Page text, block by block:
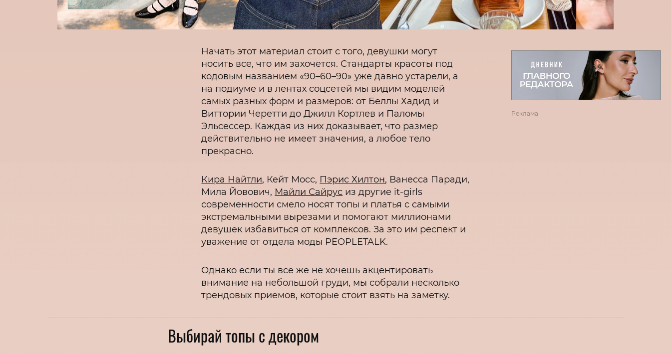
Реклама
Начать этот материал стоит с того, девушки могут
носить все, что им захочется. Стандарты красоты под
кодовым названием «90–60–90» уже давно устарели, а
на подиуме и в лентах соцсетей мы видим моделей
самых разных форм и размеров: от Беллы Хадид и
Виттории Черетти до Джилл Кортлев и Паломы
Эльсессер. Каждая из них доказывает, что размер
действительно не имеет значения, а любое тело
прекрасно.
Кира Найтли, Кейт Мосс, Пэрис Хилтон, Ванесса Паради,
Мила Йовович, Майли Сайрус из другие it-girls
современности смело носят топы и платья с самыми
экстремальными вырезами и помогают миллионами
девушек избавиться от комплексов. За это им респект и
уважение от отдела моды PEOPLETALK.
Однако если ты все же не хочешь акцентировать
внимание на небольшой груди, мы собрали несколько
трендовых приемов, которые стоит взять на заметку.
Выбирай топы с декором